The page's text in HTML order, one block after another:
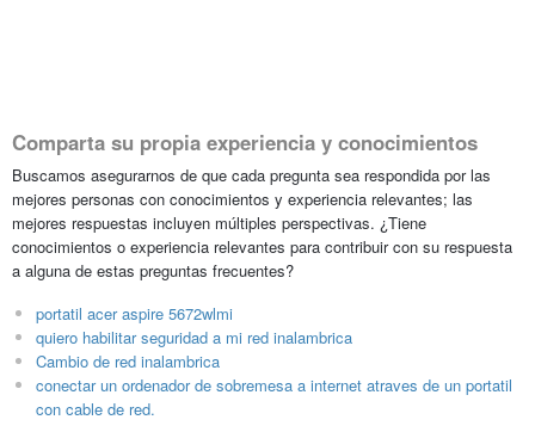
Comparta su propia experiencia y conocimientos
Buscamos asegurarnos de que cada pregunta sea respondida por las
mejores personas con conocimientos y experiencia relevantes; las
mejores respuestas incluyen múltiples perspectivas. ¿Tiene
conocimientos o experiencia relevantes para contribuir con su respuesta
a alguna de estas preguntas frecuentes?
portatil acer aspire 5672wlmi
quiero habilitar seguridad a mi red inalambrica
Cambio de red inalambrica
conectar un ordenador de sobremesa a internet atraves de un portatil
con cable de red.